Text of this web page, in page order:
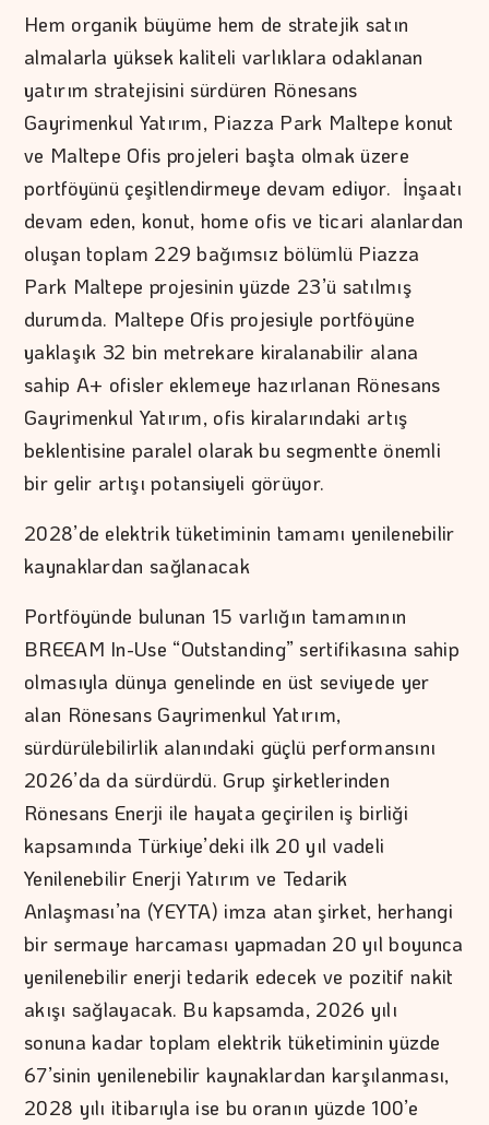
Hem organik büyüme hem de stratejik satın
almalarla yüksek kaliteli varlıklara odaklanan
yatırım stratejisini sürdüren Rönesans
Gayrimenkul Yatırım, Piazza Park Maltepe konut
ve Maltepe Ofis projeleri başta olmak üzere
portföyünü çeşitlendirmeye devam ediyor. İnşaatı
devam eden, konut, home ofis ve ticari alanlardan
oluşan toplam 229 bağımsız bölümlü Piazza
Park Maltepe projesinin yüzde 23’ü satılmış
durumda. Maltepe Ofis projesiyle portföyüne
yaklaşık 32 bin metrekare kiralanabilir alana
sahip A+ ofisler eklemeye hazırlanan Rönesans
Gayrimenkul Yatırım, ofis kiralarındaki artış
beklentisine paralel olarak bu segmentte önemli
bir gelir artışı potansiyeli görüyor.
2028’de elektrik tüketiminin tamamı yenilenebilir
kaynaklardan sağlanacak
Portföyünde bulunan 15 varlığın tamamının
BREEAM In-Use “Outstanding” sertifikasına sahip
olmasıyla dünya genelinde en üst seviyede yer
alan Rönesans Gayrimenkul Yatırım,
sürdürülebilirlik alanındaki güçlü performansını
2026’da da sürdürdü. Grup şirketlerinden
Rönesans Enerji ile hayata geçirilen iş birliği
kapsamında Türkiye’deki ilk 20 yıl vadeli
Yenilenebilir Enerji Yatırım ve Tedarik
Anlaşması’na (YEYTA) imza atan şirket, herhangi
bir sermaye harcaması yapmadan 20 yıl boyunca
yenilenebilir enerji tedarik edecek ve pozitif nakit
akışı sağlayacak. Bu kapsamda, 2026 yılı
sonuna kadar toplam elektrik tüketiminin yüzde
67’sinin yenilenebilir kaynaklardan karşılanması,
2028 yılı itibarıyla ise bu oranın yüzde 100’e